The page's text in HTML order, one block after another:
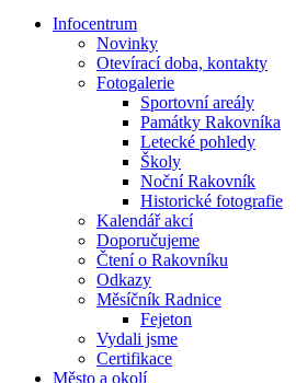
Infocentrum
Novinky
Otevírací doba, kontakty
Fotogalerie
Sportovní areály
Památky Rakovníka
Letecké pohledy
Školy
Noční Rakovník
Historické fotografie
Kalendář akcí
Doporučujeme
Čtení o Rakovníku
Odkazy
Měsíčník Radnice
Fejeton
Vydali jsme
Certifikace
Město a okolí